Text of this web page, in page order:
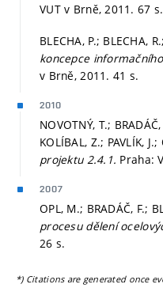
VUT v Brně, 2011. 67 s.
BLECHA, P.; BLECHA,
koncepce
v Brně, 2011. 41 s.
2010
NOVOTNÝ, T.;
KOLÍBAL, Z.; PAVLÍK, J.;
projektu 2.4.1. Praha:
2007
OPL, M.; BRADÁČ, F.;
procesu dělení
26 s.
*) Citations are generated once